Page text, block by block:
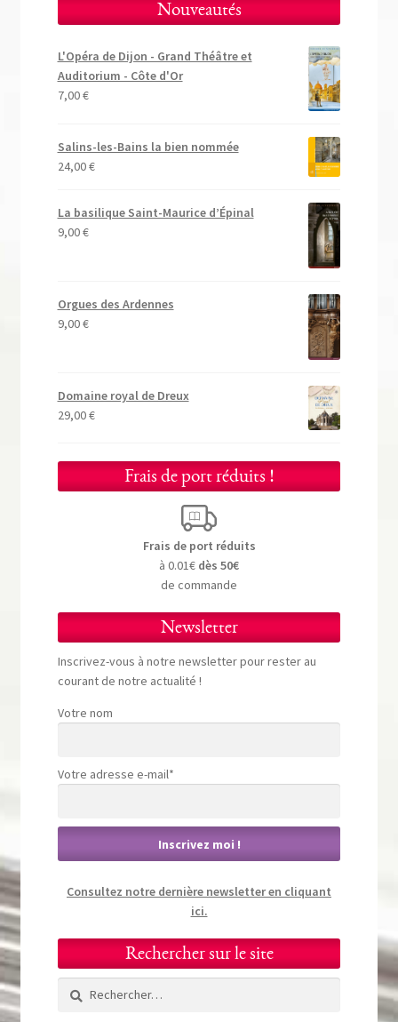
Nouveautés
L'Opéra de Dijon - Grand Théâtre et
Auditorium - Côte d'Or
7,00€
Salins-les-Bains la bien nommée
24,00€
La basilique Saint-Maurice d’Épinal
9,00€
Orgues des Ardennes
9,00€
Domaine royal de Dreux
29,00€
Frais de port réduits !
Frais de port réduits
à 0.01€ dès 50€
de commande
Newsletter
Inscrivez-vous à notre newsletter pour rester au
courant de notre actualité !
Votre nom
Votre adresse e-mail*
Consultez notre dernière newsletter en cliquant
ici.
Rechercher sur le site
Rechercher :